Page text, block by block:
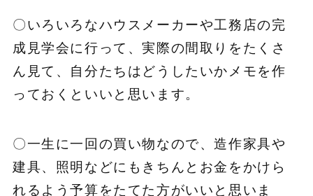
〇いろいろなハウスメーカーや工務店の完
成見学会に行って、実際の間取りをたくさ
ん見て、自分たちはどうしたいかメモを作
っておくといいと思います。
〇一生に一回の買い物なので、造作家具や
建具、照明などにもきちんとお金をかけら
れるよう予算をたてた方がいいと思いま